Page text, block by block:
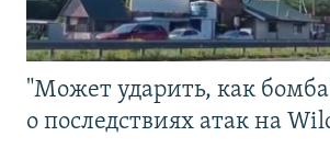
"Может ударить, как
о последствиях атак на